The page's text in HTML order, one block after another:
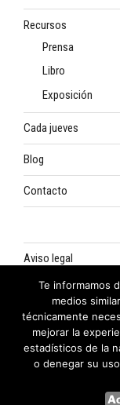
Recursos
Prensa
Libro
Exposición
Cada jueves
Blog
Contacto
Aviso legal
Política de privacidad
Política de cookies
Te informamos
medios
técnicamente
mejorar la
estadísticos de la
o denegar su